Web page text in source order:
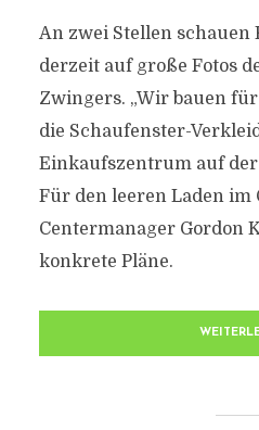
An zwei Stellen schauen
derzeit auf große Fotos
Zwingers. „Wir bauen
die Schaufenster-
Einkaufszentrum auf der
Für den leeren Laden im
Centermanager Gordon
konkrete Pläne.